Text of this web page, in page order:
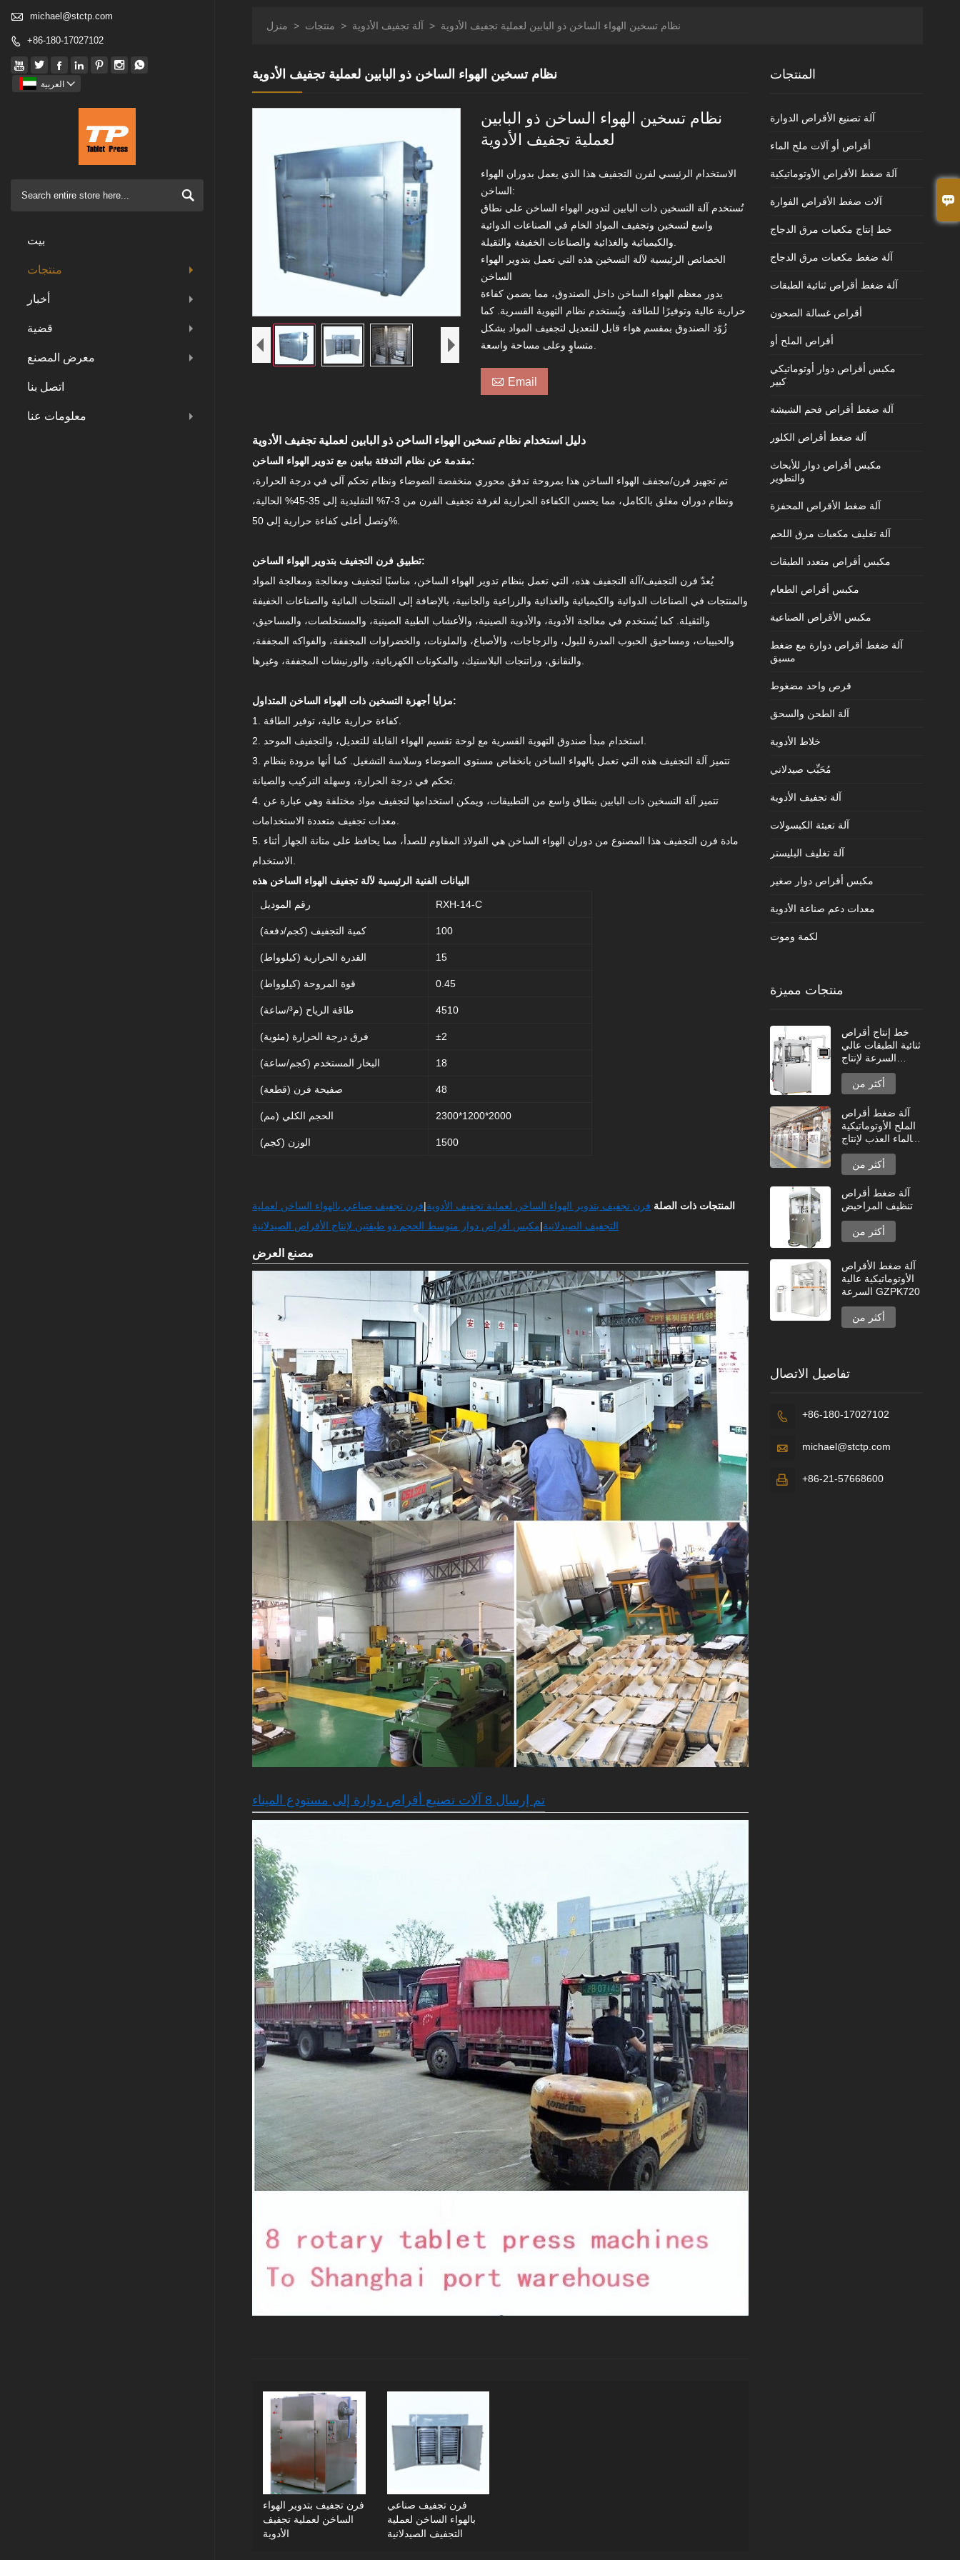

 michael@stctp.com
 +86-180-17027102
     

العربية


بيت
منتجات
أخبار
قضية
معرض المصنع
اتصل بنا
معلومات عنا
منزل > منتجات > آلة تجفيف الأدوية > نظام تسخين الهواء الساخن ذو البابين لعملية تجفيف الأدوية
نظام تسخين الهواء الساخن ذو البابين لعملية تجفيف الأدوية
نظام تسخين الهواء الساخن ذو البابين
لعملية تجفيف الأدوية
الاستخدام الرئيسي لفرن التجفيف هذا الذي يعمل بدوران الهواء
الساخن:
تُستخدم آلة التسخين ذات البابين لتدوير الهواء الساخن على نطاق
واسع لتسخين وتجفيف المواد الخام في الصناعات الدوائية
الخصائص الرئيسية لآلة التسخين هذه التي تعمل بتدوير الهواء
الساخن
يدور معظم الهواء الساخن داخل الصندوق، مما يضمن كفاءة
حرارية عالية وتوفيرًا للطاقة. ويُستخدم نظام التهوية القسرية. كما
زُوّد الصندوق بمقسم هواء قابل للتعديل لتجفيف المواد بشكل
 Email
دليل استخدام نظام تسخين الهواء الساخن ذو البابين لعملية تجفيف الأدوية
مقدمة عن نظام التدفئة ببابين مع تدوير الهواء الساخن:
تم تجهيز فرن/مجفف الهواء الساخن هذا بمروحة تدفق محوري منخفضة الضوضاء ونظام تحكم آلي في درجة الحرارة،
ونظام دوران مغلق بالكامل، مما يحسن الكفاءة الحرارية لغرفة تجفيف الفرن من 3-7% التقليدية إلى 35-45% الحالية،
وتصل أعلى كفاءة حرارية إلى 50%.
تطبيق فرن التجفيف بتدوير الهواء الساخن:
يُعدّ فرن التجفيف/آلة التجفيف هذه، التي تعمل بنظام تدوير الهواء الساخن، مناسبًا لتجفيف ومعالجة ومعالجة المواد
والمنتجات في الصناعات الدوائية والكيميائية والغذائية والزراعية والجانبية، بالإضافة إلى المنتجات المائية والصناعات الخفيفة
والثقيلة. كما يُستخدم في معالجة الأدوية، والأدوية الصينية، والأعشاب الطبية الصينية، والمستخلصات، والمساحيق،
والحبيبات، ومساحيق الحبوب المدرة للبول، والزجاجات، والأصباغ، والملونات، والخضراوات المجففة، والفواكه المجففة،
مزايا أجهزة التسخين ذات الهواء الساخن المتداول:
3. تتميز آلة التجفيف هذه التي تعمل بالهواء الساخن بانخفاض مستوى الضوضاء وسلاسة التشغيل. كما أنها مزودة بنظام
4. تتميز آلة التسخين ذات البابين بنطاق واسع من التطبيقات، ويمكن استخدامها لتجفيف مواد مختلفة وهي عبارة عن
5. مادة فرن التجفيف هذا المصنوع من دوران الهواء الساخن هي الفولاذ المقاوم للصدأ، مما يحافظ على متانة الجهاز أثناء
البيانات الفنية الرئيسية لآلة تجفيف الهواء الساخن هذه
رقم الموديل RXH-14-C
كمية التجفيف (كجم/دفعة) 100
القدرة الحرارية (كيلوواط) 15
قوة المروحة (كيلوواط) 0.45
طاقة الرياح (م³/ساعة) 4510
فرق درجة الحرارة (مئوية) ±2
البخار المستخدم (كجم/ساعة) 18
صفيحة فرن (قطعة) 48
الحجم الكلي (مم) 2300*1200*2000
الوزن (كجم) 1500
المنتجات ذات الصلة فرن تجفيف بتدوير الهواء الساخن لعملية تجفيف الأدوية|فرن تجفيف صناعي بالهواء الساخن لعملية
التجفيف الصيدلانية|مكبس أقراص دوار متوسط ​​الحجم ذو طبقتين لإنتاج الأقراص الصيدلانية
مصنع العرض
تم إرسال 8 آلات تصنيع أقراص دوارة إلى مستودع الميناء
فرن تجفيف بتدوير الهواء
الساخن لعملية تجفيف
الأدوية
فرن تجفيف صناعي
بالهواء الساخن لعملية
التجفيف الصيدلانية
المنتجات
آلة تصنيع الأقراص الدوارة
أقراص أو آلات ملح الماء
آلة ضغط الأقراص الأوتوماتيكية
آلات ضغط الأقراص الفوارة
خط إنتاج مكعبات مرق الدجاج
آلة ضغط مكعبات مرق الدجاج
آلة ضغط أقراص ثنائية الطبقات
أقراص غسالة الصحون
أقراص الملح أو
مكبس أقراص دوار أوتوماتيكي
كبير
آلة ضغط أقراص فحم الشيشة
آلة ضغط أقراص الكلور
مكبس أقراص دوار للأبحاث
والتطوير
آلة ضغط الأقراص المحفزة
آلة تغليف مكعبات مرق اللحم
مكبس أقراص متعدد الطبقات
مكبس أقراص الطعام
مكبس الأقراص الصناعية
آلة ضغط أقراص دوارة مع ضغط
مسبق
قرص واحد مضغوط
آلة الطحن والسحق
خلاط الأدوية
مُحَبِّب صيدلاني
آلة تجفيف الأدوية
آلة تعبئة الكبسولات
آلة تغليف البليستر
مكبس أقراص دوار صغير
معدات دعم صناعة الأدوية
لكمة وموت
منتجات مميزة
خط إنتاج أقراص
ثنائية الطبقات عالي
السرعة لإنتاج
الأقراص الصناعية
أكثر من
آلة ضغط أقراص
الملح الأوتوماتيكية
بالماء العذب لإنتاج
عالي السعة
أكثر من
آلة ضغط أقراص
تنظيف المراحيض
أكثر من
آلة ضغط الأقراص
الأوتوماتيكية عالية
السرعة GZPK720
أكثر من
تفاصيل الاتصال
 +86-180-17027102
 michael@stctp.com
 +86-21-57668600